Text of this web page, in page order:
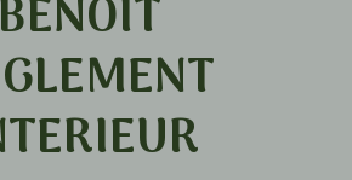
BENOIT